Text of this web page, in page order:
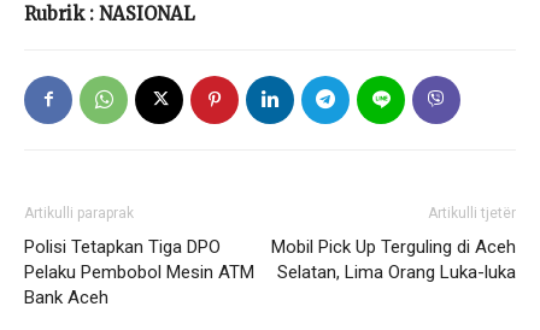
Rubrik : NASIONAL
Artikulli paraprak
Polisi Tetapkan Tiga DPO
Pelaku Pembobol Mesin ATM
Bank Aceh
Artikulli tjetër
Mobil Pick Up Terguling di Aceh
Selatan, Lima Orang Luka-luka